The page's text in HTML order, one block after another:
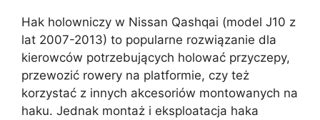
Hak holowniczy w Nissan Qashqai (model J10 z
lat 2007-2013) to popularne rozwiązanie dla
kierowców potrzebujących holować przyczepy,
przewozić rowery na platformie, czy też
korzystać z innych akcesoriów montowanych na
haku. Jednak montaż i eksploatacja haka